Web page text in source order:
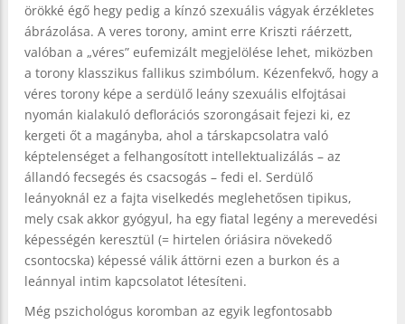
örökké égő hegy pedig a kínzó szexuális vágyak érzékletes
ábrázolása. A veres torony, amint erre Kriszti ráérzett,
valóban a „véres” eufemizált megjelölése lehet, miközben
a torony klasszikus fallikus szimbólum. Kézenfekvő, hogy a
véres torony képe a serdülő leány szexuális elfojtásai
nyomán kialakuló deflorációs szorongásait fejezi ki, ez
kergeti őt a magányba, ahol a társkapcsolatra való
képtelenséget a felhangosított intellektualizálás – az
állandó fecsegés és csacsogás – fedi el. Serdülő
leányoknál ez a fajta viselkedés meglehetősen tipikus,
mely csak akkor gyógyul, ha egy fiatal legény a merevedési
képességén keresztül (= hirtelen óriásira növekedő
csontocska) képessé válik áttörni ezen a burkon és a
leánnyal intim kapcsolatot létesíteni.
Még pszichológus koromban az egyik legfontosabb